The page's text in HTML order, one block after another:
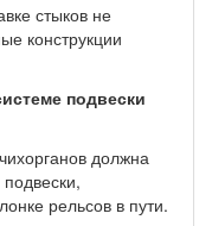
стыков не
конструкции
подвески
должна
рельсов в пути.